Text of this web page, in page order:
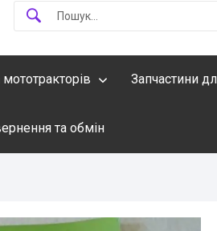
Запчастини
та обмін